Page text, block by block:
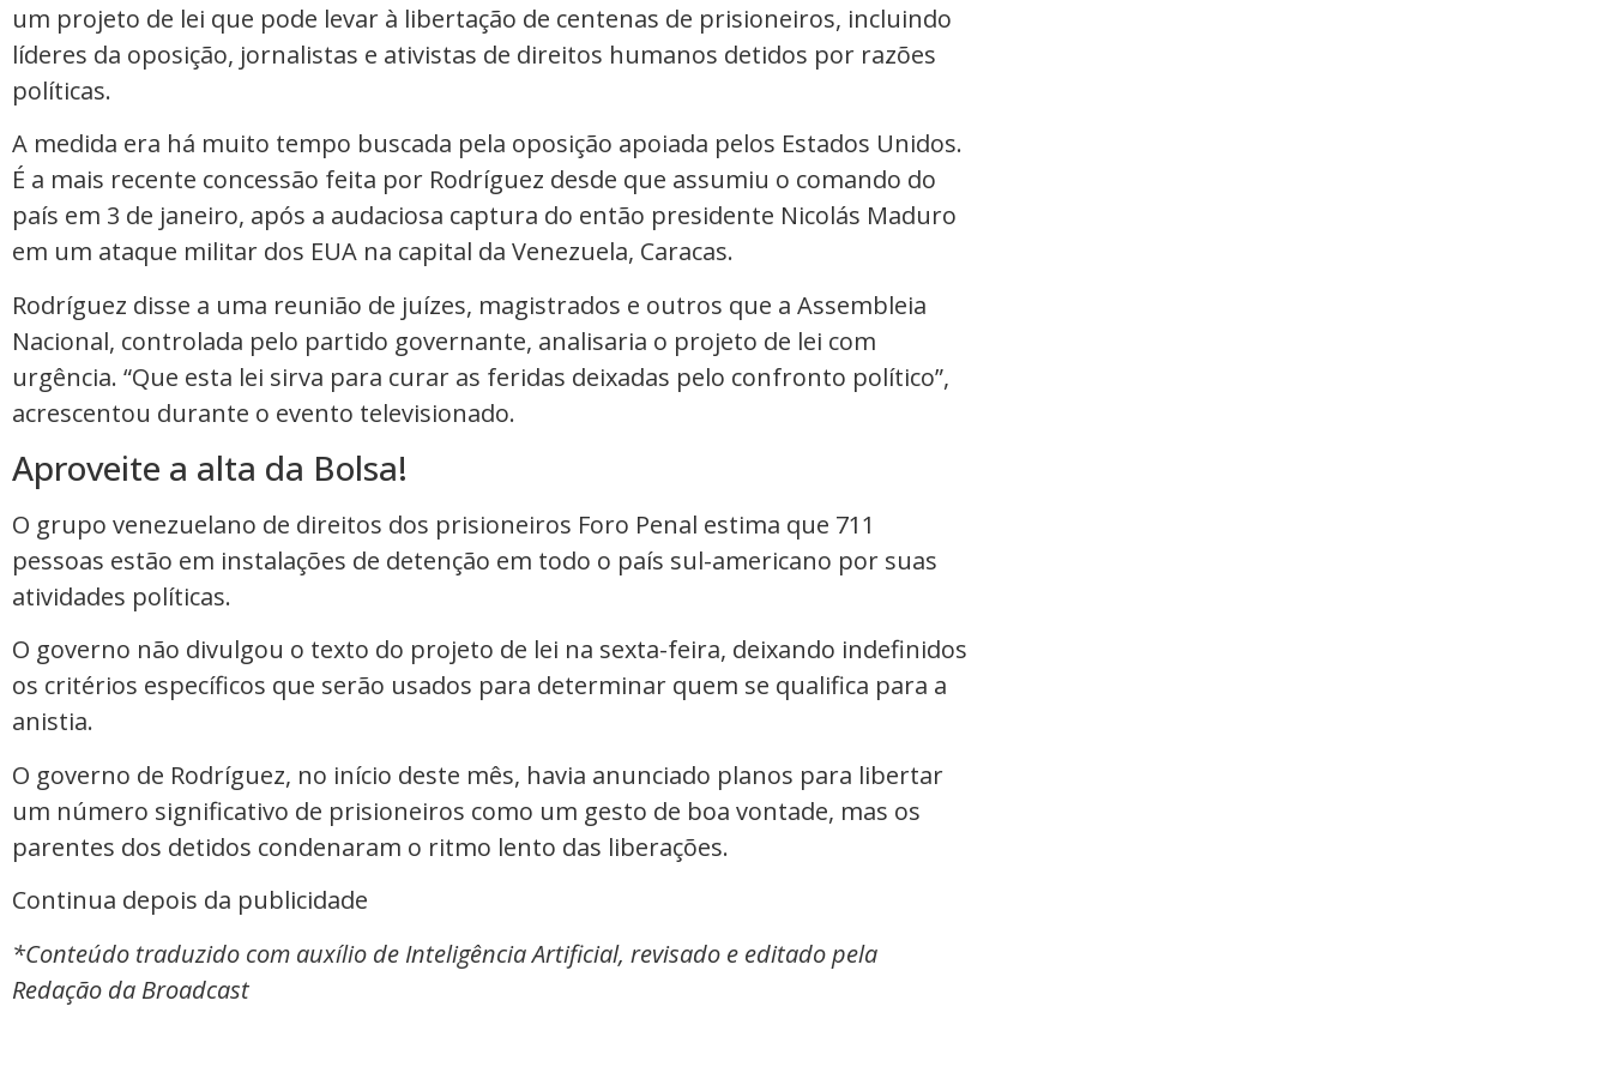
um projeto de lei que pode levar à libertação de centenas de prisioneiros, incluindo
líderes da oposição, jornalistas e ativistas de direitos humanos detidos por razões
políticas.
A medida era há muito tempo buscada pela oposição apoiada pelos Estados Unidos.
É a mais recente concessão feita por Rodríguez desde que assumiu o comando do
país em 3 de janeiro, após a audaciosa captura do então presidente Nicolás Maduro
em um ataque militar dos EUA na capital da Venezuela, Caracas.
Rodríguez disse a uma reunião de juízes, magistrados e outros que a Assembleia
Nacional, controlada pelo partido governante, analisaria o projeto de lei com
urgência. “Que esta lei sirva para curar as feridas deixadas pelo confronto político”,
acrescentou durante o evento televisionado.
Aproveite a alta da Bolsa!
O grupo venezuelano de direitos dos prisioneiros Foro Penal estima que 711
pessoas estão em instalações de detenção em todo o país sul-americano por suas
atividades políticas.
O governo não divulgou o texto do projeto de lei na sexta-feira, deixando indefinidos
os critérios específicos que serão usados para determinar quem se qualifica para a
anistia.
O governo de Rodríguez, no início deste mês, havia anunciado planos para libertar
um número significativo de prisioneiros como um gesto de boa vontade, mas os
parentes dos detidos condenaram o ritmo lento das liberações.
Continua depois da publicidade
*Conteúdo traduzido com auxílio de Inteligência Artificial, revisado e editado pela
Redação da Broadcast